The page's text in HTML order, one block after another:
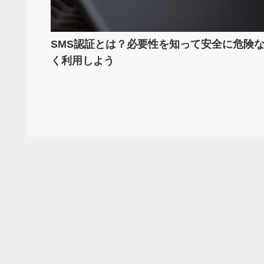
SMS認証とは？必要性を知って安全に危険な
く利用しよう